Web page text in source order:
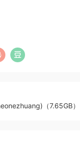
（7.65GB）